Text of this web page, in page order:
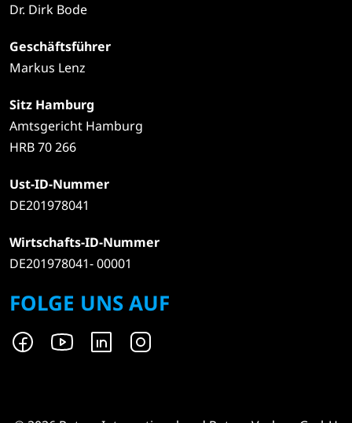
Dr. Dirk Bode
Geschäftsführer
Markus Lenz
Sitz Hamburg
Amtsgericht Hamburg
HRB 70 266
Ust-ID-Nummer
DE201978041
Wirtschafts-ID-Nummer
DE201978041- 00001
FOLGE UNS AUF